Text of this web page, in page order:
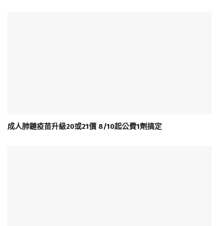
成人肺鏈疫苗升級20或21價 8/10起公費1劑搞定